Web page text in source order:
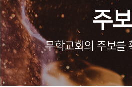
""안
주보
무학교회의 주보를